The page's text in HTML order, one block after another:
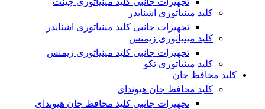
کلید مینیاتوری اشنایدر
تجهیزات جانبی کلید مینیاتوری اشنایدر
کلید مینیاتوری زیمنس
تجهیزات جانبی کلید مینیاتوری زیمنس
کلید مینیاتوری تکو
کلید محافظ جان
کلید محافظ جان هیوندای
تجهیزات جانبی کلید محافظ جان هیوندای